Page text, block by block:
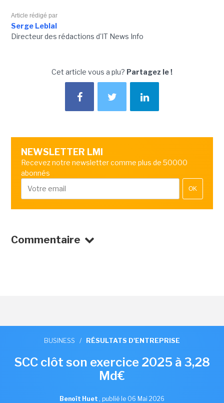
Article rédigé par
Serge Leblal
Directeur des rédactions d'IT News Info
Cet article vous a plu? Partagez le !
NEWSLETTER LMI
Recevez notre newsletter comme plus de 50000
abonnés
OK
Commentaire
BUSINESS / RÉSULTATS D'ENTREPRISE
SCC clôt son exercice 2025 à 3,28
Md€
Benoît Huet , publié le 06 Mai 2026